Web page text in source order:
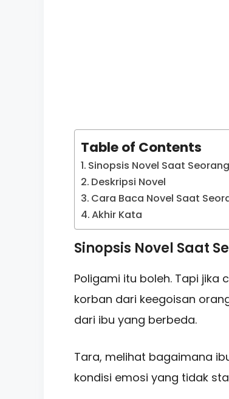
Table of Contents
Sinopsis Novel Saat
Deskripsi Novel
Cara Baca Novel Saat
Akhir Kata
Sinopsis Novel Saat
Poligami itu boleh. Tapi
korban dari keegoisan
dari ibu yang berbeda.
Tara, melihat bagaimana
kondisi emosi yang tidak